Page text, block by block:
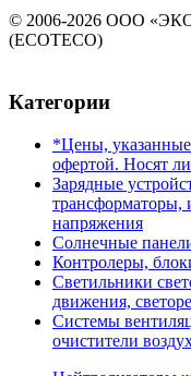
© 2006-2026 ООО
(ECOTECO)
Категории
*Цены, указанные
офертой. Носят
Зарядные
трансформаторы,
напряжения
Солнечные
Контролеры,
Светильники
движения,
Системы
очистители